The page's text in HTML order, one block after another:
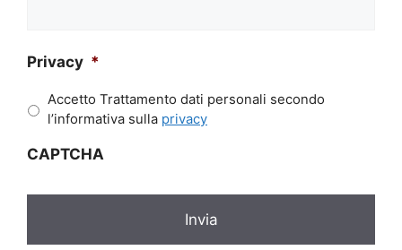
Privacy *
Accetto Trattamento dati personali secondo
l’informativa sulla privacy
CAPTCHA